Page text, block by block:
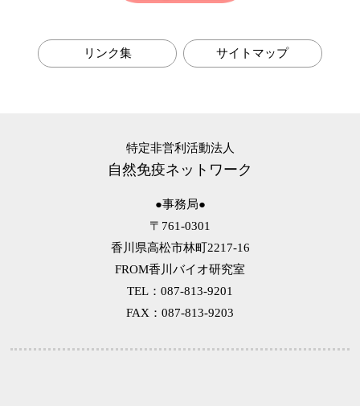
リンク集 サイトマップ
特定非営利活動法人
自然免疫ネットワーク
●事務局●
〒761-0301
香川県高松市林町2217-16
FROM香川バイオ研究室
TEL：087-813-9201
FAX：087-813-9203